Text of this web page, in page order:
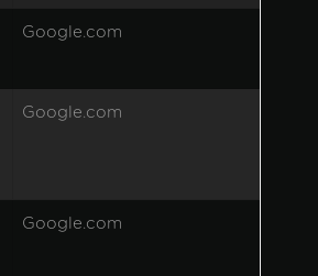
Google.com
Google.com
Google.com